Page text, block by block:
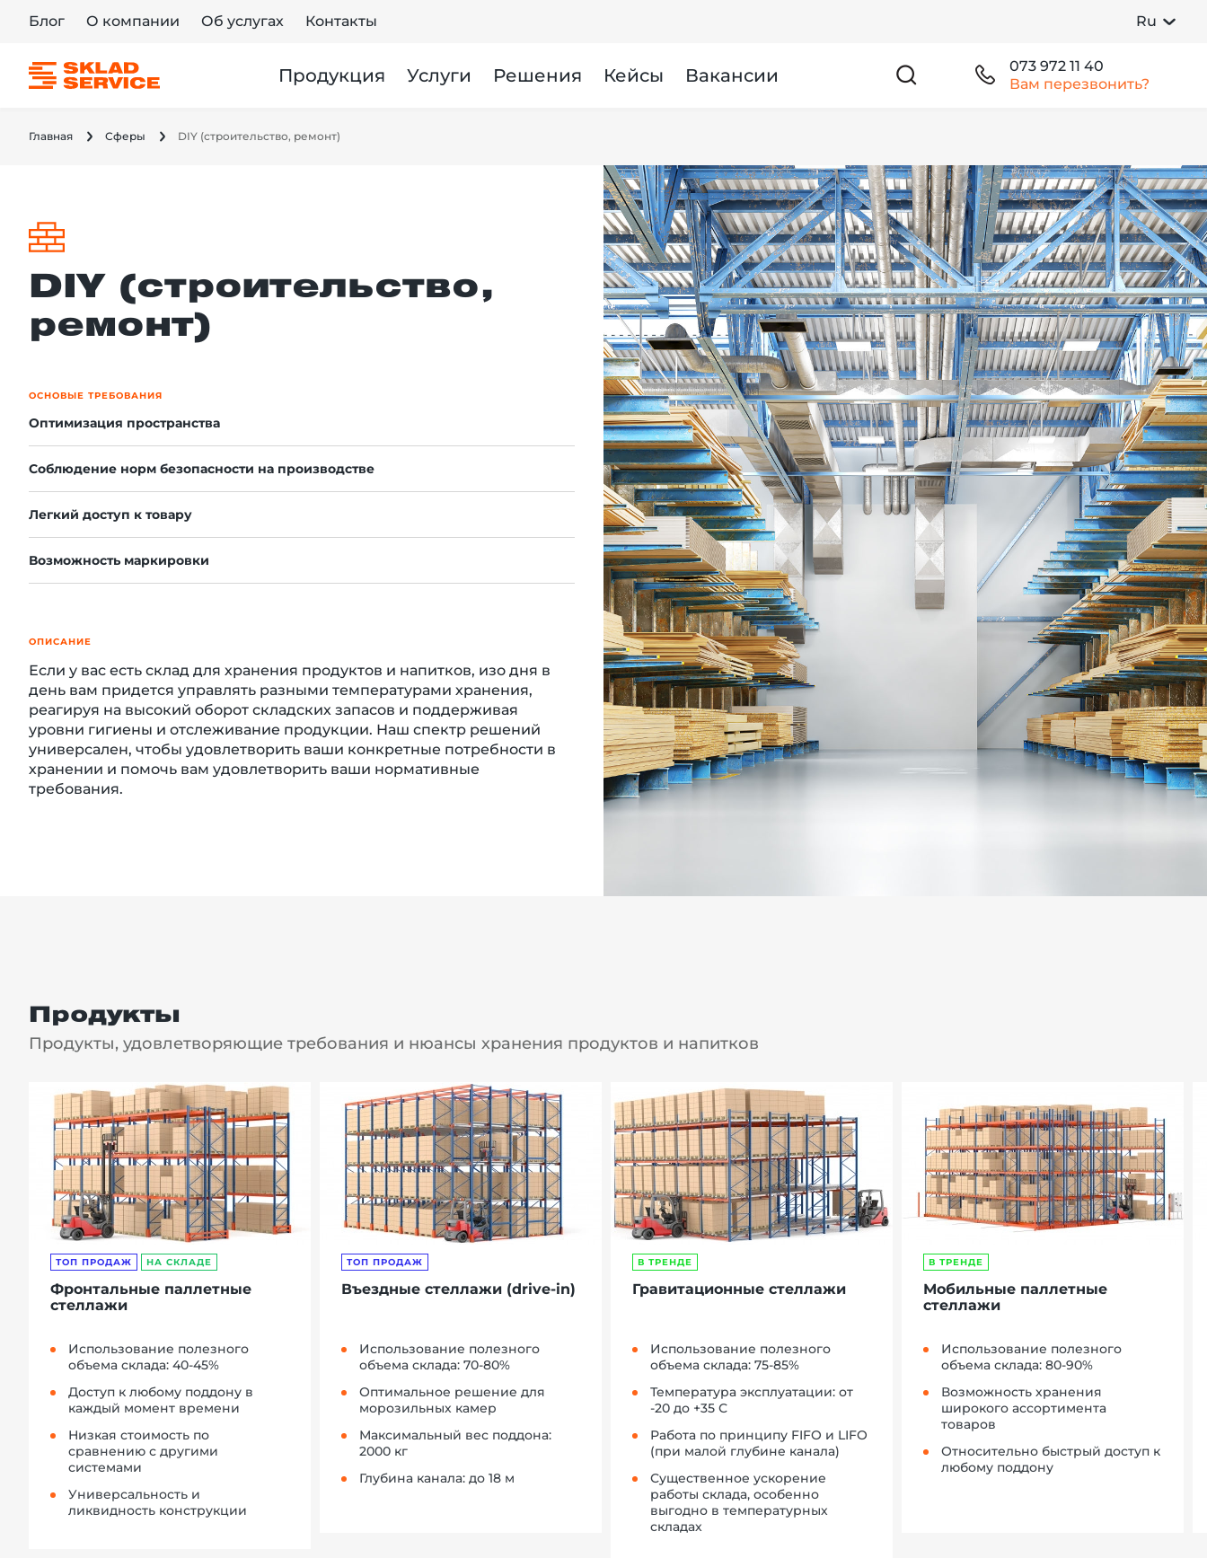
Блог О компании Об услугах Контакты Ru
Продукция Услуги Решения Кейсы Вакансии
073 972 11 40
Вам перезвонить?
Главная Сферы DIY (строительство, ремонт)
DIY (строительство,
ремонт)
ОСНОВЫЕ ТРЕБОВАНИЯ
Оптимизация пространства
Соблюдение норм безопасности на производстве
Легкий доступ к товару
Возможность маркировки
ОПИСАНИЕ
Если у вас есть склад для хранения продуктов и напитков, изо дня в
день вам придется управлять разными температурами хранения,
реагируя на высокий оборот складских запасов и поддерживая
уровни гигиены и отслеживание продукции. Наш спектр решений
универсален, чтобы удовлетворить ваши конкретные потребности в
хранении и помочь вам удовлетворить ваши нормативные
требования.
Продукты
Продукты, удовлетворяющие требования и нюансы хранения продуктов и напитков
ТОП ПРОДАЖ НА СКЛАДЕ
Фронтальные паллетные
стеллажи
Использование полезного
объема склада: 40-45%
Доступ к любому поддону в
каждый момент времени
Низкая стоимость по
сравнению с другими
системами
Универсальность и
ликвидность конструкции
ТОП ПРОДАЖ
Въездные стеллажи (drive-in)
Использование полезного
объема склада: 70-80%
Оптимальное решение для
морозильных камер
Максимальный вес поддона:
2000 кг
Глубина канала: до 18 м
В ТРЕНДЕ
Гравитационные стеллажи
Использование полезного
объема склада: 75-85%
Температура эксплуатации: от
-20 до +35 С
Работа по принципу FIFO и LIFO
(при малой глубине канала)
Существенное ускорение
работы склада, особенно
выгодно в температурных
складах
В ТРЕНДЕ
Мобильные паллетные
стеллажи
Использование полезного
объема склада: 80-90%
Возможность хранения
широкого ассортимента
товаров
Относительно быстрый доступ к
любому поддону